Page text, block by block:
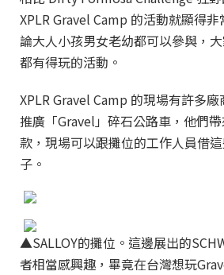
XPLR Gravel Camp 的活動就顯得
論大人小孩男女老幼都可以參與，
都有得玩的活動。
XPLR Gravel Camp 的現場有許多
推廣「Gravel」碎石公路車，他們
款，現場可以跟攤位的工作人員借
子。
▲SALLOY的攤位。這邊展出的
者相當感興趣，畢竟在台灣想玩